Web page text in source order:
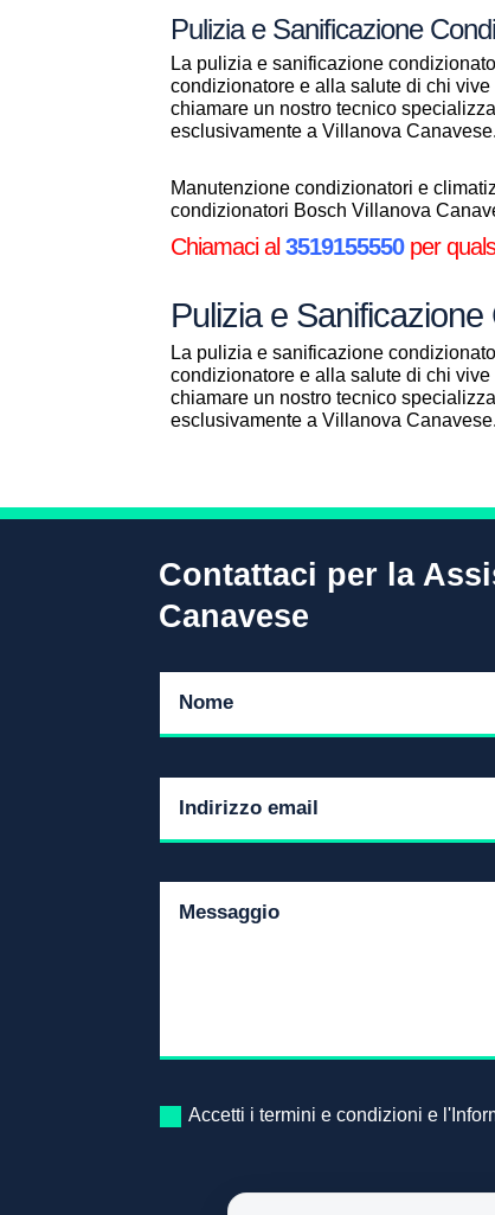
Pulizia e Sanificazione
La pulizia e sanificazione
condizionatore e alla salute di chi
chiamare un nostro tecnico
esclusivamente a Villanova Canavese.
Manutenzione condizionatori e
condizionatori Bosch Villanova
Chiamaci al3519155550per
Pulizia e
La pulizia e sanificazione
condizionatore e alla salute di chi
chiamare un nostro tecnico
esclusivamente a Villanova Canavese.
Contattaci per la
Canavese
Accetti i termini e condizioni e